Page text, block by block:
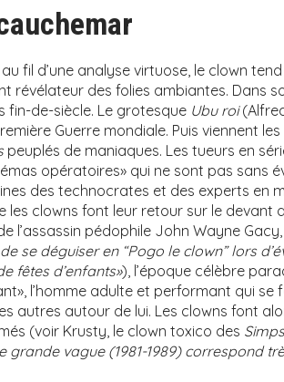
fil d’une analyse virtuose, le clown
révélateur des folies ambiantes. Dans
fin-de-siècle. Le grotesque Ubu roi
Guerre mondiale. Puis viennent
peuplés de maniaques. Les tueurs en
opératoires» qui ne sont pas sans
des technocrates et des experts en
les clowns font leur retour sur le devant
l’assassin pédophile John Wayne
se déguiser en “Pogo le clown” lors
fêtes d’enfants»), l’époque célèbre
l’homme adulte et performant qui se
autres autour de lui. Les clowns font
(voir Krusty, le clown toxico des
grande vague (1981-1989) correspond